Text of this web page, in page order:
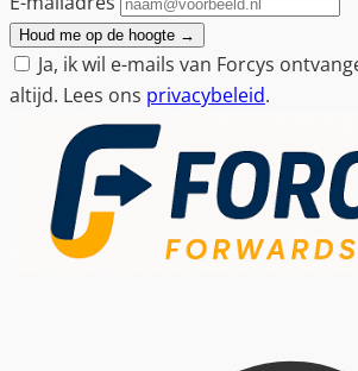
Houd me op de hoogte →
Ja, ik wil e-mails van Forcys
altijd. Lees ons privacybeleid.